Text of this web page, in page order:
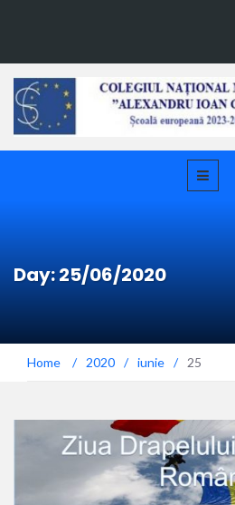
Day: 25/06/2020
Home / 2020 / iunie / 25